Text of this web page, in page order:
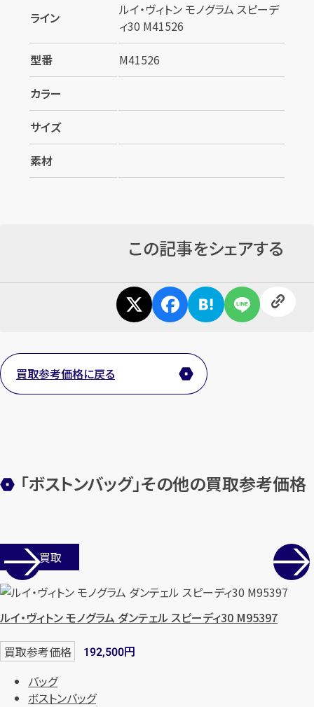
カンタン無料
今すぐ査定金額をお伝えいたします
まずはお電話で無料査定
【総合受付】24時間・年中無休(年末年始除く)
メールで無料相談する
ライン
ルイ・ヴィトン モノグラム スピーデ
ィ30 M41526
型番
M41526
カラー
サイズ
素材
この記事をシェアする
買取参考価格に戻る
「ボストンバッグ」その他の買取参考価格
店舗買取
ルイ・ヴィトン モノグラム ダンテェル スピーディ30 M95397
買取参考価格 192,500円
バッグ
ボストンバッグ